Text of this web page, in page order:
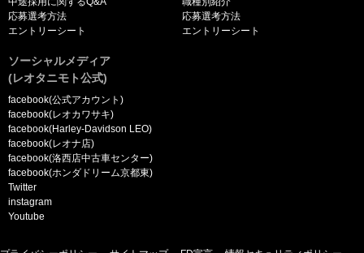
応募選考方法
エントリーシート
応募選考方法
エントリーシート
ソーシャルメディア
(レオタニモト公式)
facebook(公式アカウント)
facebook(レオカワサキ)
facebook(Harley-Davidson LEO)
facebook(レオナ店)
facebook(洛西店中古車センター)
facebook(ホンダドリーム京都東)
Twitter
instagram
Youtube